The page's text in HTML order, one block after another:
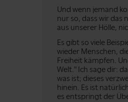
Und wenn jemand
nur so, dass wir das
aus unserer Hölle,
Es gibt so viele
wieder Menschen,
Freiheit kämpfen.
Welt." Ich sage dir:
was ist; dieses
hinein. Es ist
es entspringt der